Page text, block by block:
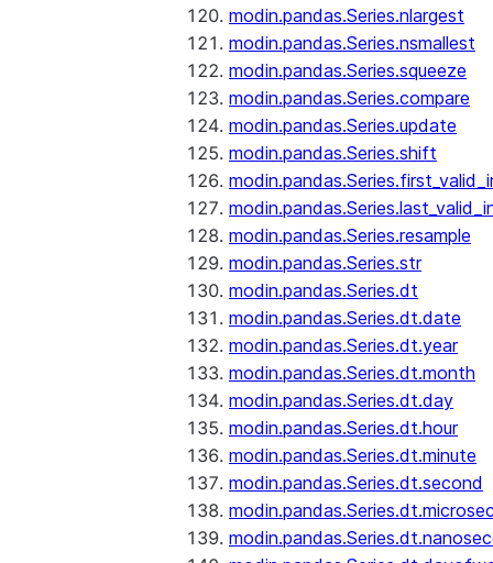
modin.pandas.Series.nlargest
modin.pandas.Series.nsmallest
modin.pandas.Series.squeeze
modin.pandas.Series.compare
modin.pandas.Series.update
modin.pandas.Series.shift
modin.pandas.Series.resample
modin.pandas.Series.str
modin.pandas.Series.dt
modin.pandas.Series.dt.date
modin.pandas.Series.dt.year
modin.pandas.Series.dt.month
modin.pandas.Series.dt.day
modin.pandas.Series.dt.hour
modin.pandas.Series.dt.minute
modin.pandas.Series.dt.second